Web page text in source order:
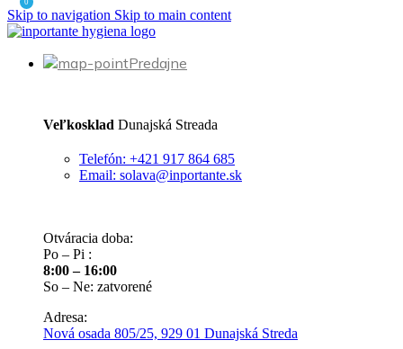
Skip to navigation Skip to main content
Predajne
Veľkosklad Dunajská Streada
Telefón: +421 917 864 685
Email: solava@inportante.sk
Otváracia doba:
Po – Pi :
8:00 – 16:00
So – Ne: zatvorené
Adresa:
Nová osada 805/25, 929 01 Dunajská Streda
0